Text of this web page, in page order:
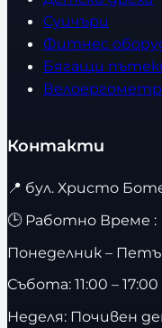
Суичъри
Фитнес
Бягащи
Контакти
📍 бул. Христо
🕒 Работно Време :
Понеделник –
Събота: 11:00 – 17:00
Неделя: Почивен